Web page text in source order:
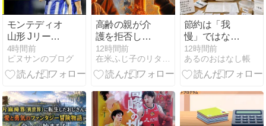
モンテディオ
山形 Jリーグ
初のホーム開
幕戦は2-0の快
勝！
4時間前
ピヌサンのブログ
高齢の親が介
護を拒否した
ら？セルフ・
ネグレクトと
家族の難しい
12時間前
在米ふじ子のリタイア生活徒然日記と備忘録
節約は「我
慢」ではなく
「選択」――
年間20万円節
約の本当のポ
12時間前
あるのおはなし帳